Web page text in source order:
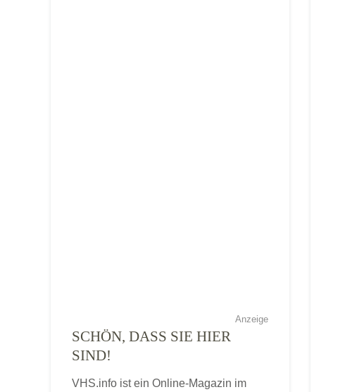
Anzeige
SCHÖN, DASS SIE HIER
SIND!
VHS.info ist ein Online-Magazin im